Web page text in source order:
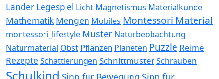
Länder Legespiel Licht Magnetismus Materialkunde
Mathematik Mengen Mobiles Montessori Material
montessori_lifestyle Muster Naturbeobachtung
Naturmaterial Obst Pflanzen Planeten Puzzle Reime
Rezepte Schattierungen SchnittmusterSchrauben
Schulkind Sinn für Bewegung Sinn für